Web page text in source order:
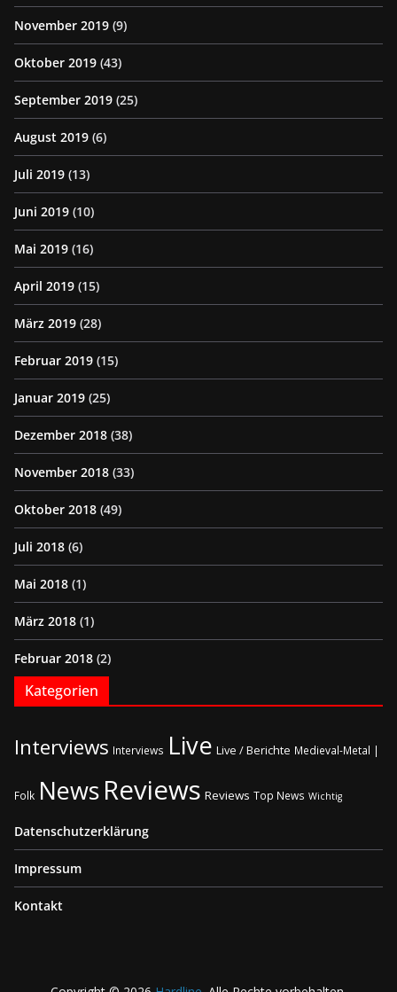
November 2019 (9)
Oktober 2019 (43)
September 2019 (25)
August 2019 (6)
Juli 2019 (13)
Juni 2019 (10)
Mai 2019 (16)
April 2019 (15)
März 2019 (28)
Februar 2019 (15)
Januar 2019 (25)
Dezember 2018 (38)
November 2018 (33)
Oktober 2018 (49)
Juli 2018 (6)
Mai 2018 (1)
März 2018 (1)
Februar 2018 (2)
Kategorien
Interviews Interviews Live Live / Berichte Medieval-Metal |
Folk NewsReviews Reviews Top News Wichtig
Datenschutzerklärung
Impressum
Kontakt